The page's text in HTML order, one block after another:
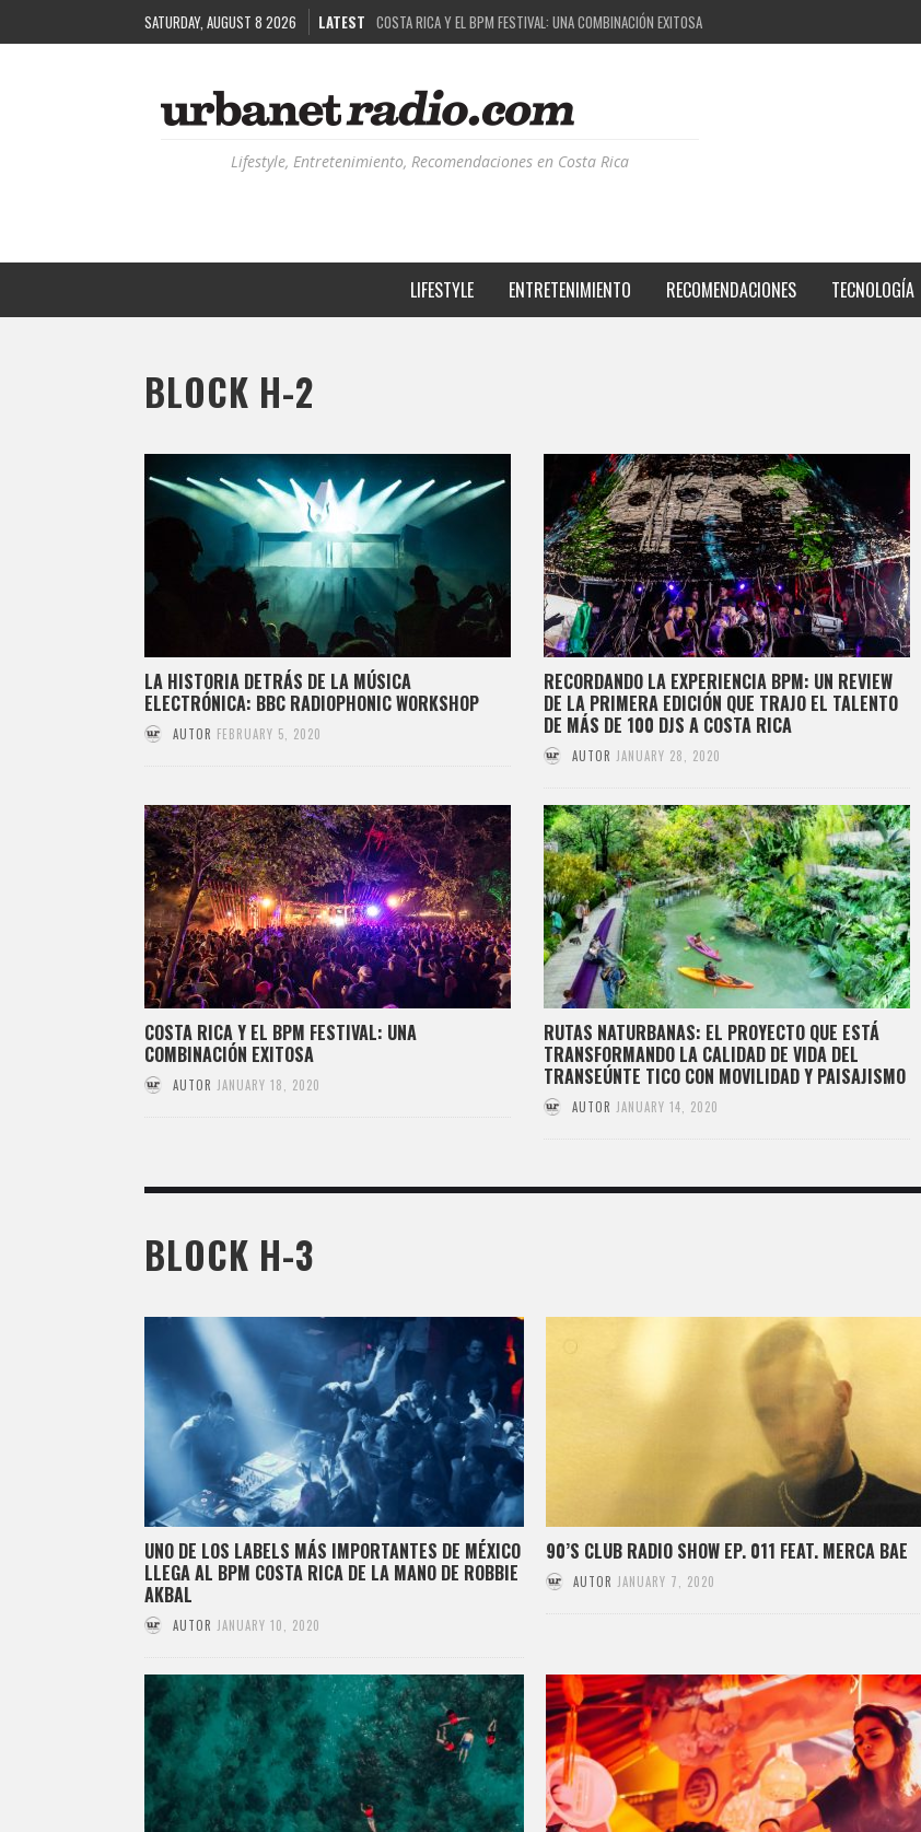
SATURDAY, AUGUST 8 2026 LATEST COSTA RICA Y EL BPM FESTIVAL: UNA COMBINACIÓN EXITOSA
RUTAS NATURBANAS: EL PROYECTO QUE ESTÁ TRANSFORMANDO LA CALIDAD DE VIDA DEL
RECORDANDO LA EXPERIENCIA BPM: UN REVIEW DE LA PRIMERA EDICIÓN QUE TRAJO EL TALENTO DE
Lifestyle, Entretenimiento, Recomendaciones en Costa Rica
LIFESTYLE ENTRETENIMIENTO RECOMENDACIONES TECNOLOGÍA
BLOCK H-2
LA HISTORIA DETRÁS DE LA MÚSICA
ELECTRÓNICA: BBC RADIOPHONIC WORKSHOP
AUTOR FEBRUARY 5, 2020
RECORDANDO LA EXPERIENCIA BPM: UN REVIEW
DE LA PRIMERA EDICIÓN QUE TRAJO EL TALENTO
DE MÁS DE 100 DJS A COSTA RICA
AUTOR JANUARY 28, 2020
COSTA RICA Y EL BPM FESTIVAL: UNA
COMBINACIÓN EXITOSA
AUTOR JANUARY 18, 2020
RUTAS NATURBANAS: EL PROYECTO QUE ESTÁ
TRANSFORMANDO LA CALIDAD DE VIDA DEL
TRANSEÚNTE TICO CON MOVILIDAD Y PAISAJISMO
AUTOR JANUARY 14, 2020
BLOCK H-3
UNO DE LOS LABELS MÁS IMPORTANTES DE MÉXICO
LLEGA AL BPM COSTA RICA DE LA MANO DE ROBBIE
AKBAL
AUTOR JANUARY 10, 2020
90’S CLUB RADIO SHOW EP. 011 FEAT. MERCA BAE
AUTOR JANUARY 7, 2020